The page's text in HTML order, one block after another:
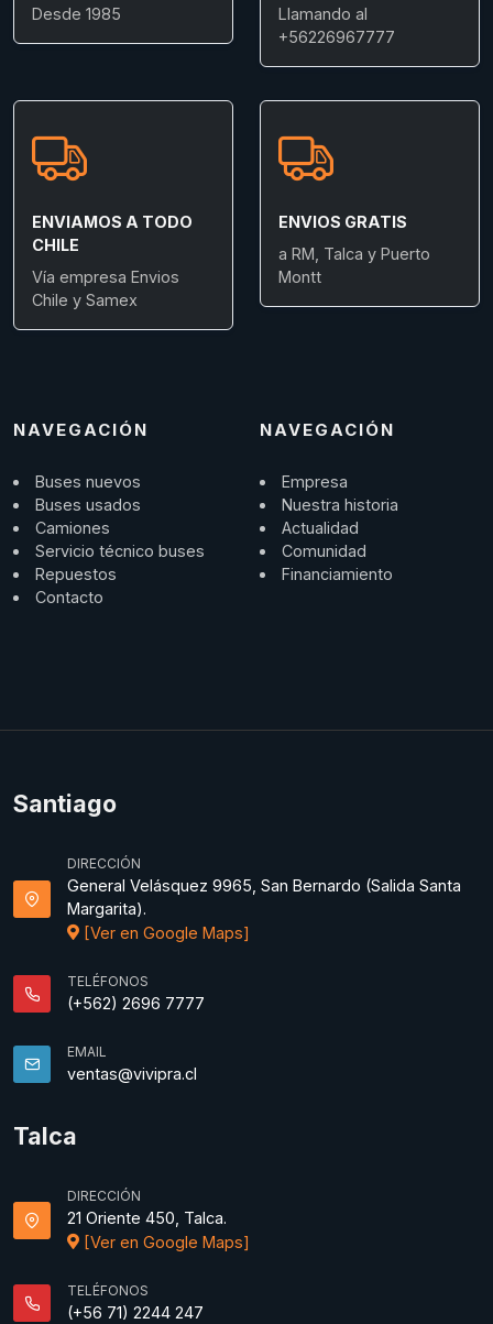
Desde 1985
Llamando al
+56226967777
ENVIAMOS A TODO
CHILE
Vía empresa Envios
Chile y Samex
ENVIOS GRATIS
a RM, Talca y Puerto
Montt
NAVEGACIÓN
Buses nuevos
Buses usados
Camiones
Servicio técnico buses
Repuestos
Contacto
NAVEGACIÓN
Empresa
Nuestra historia
Actualidad
Comunidad
Financiamiento
Santiago
DIRECCIÓN
General Velásquez 9965, San Bernardo (Salida Santa
Margarita).
[Ver en Google Maps]
TELÉFONOS
(+562) 2696 7777
EMAIL
ventas@vivipra.cl
Talca
DIRECCIÓN
21 Oriente 450, Talca.
[Ver en Google Maps]
TELÉFONOS
(+56 71) 2244 247